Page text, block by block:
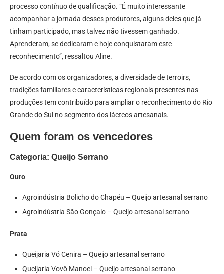
processo contínuo de qualificação. “É muito interessante
acompanhar a jornada desses produtores, alguns deles que já
tinham participado, mas talvez não tivessem ganhado.
Aprenderam, se dedicaram e hoje conquistaram este
reconhecimento”, ressaltou Aline.
De acordo com os organizadores, a diversidade de terroirs,
tradições familiares e características regionais presentes nas
produções tem contribuído para ampliar o reconhecimento do Rio
Grande do Sul no segmento dos lácteos artesanais.
Quem foram os vencedores
Categoria: Queijo Serrano
Ouro
Agroindústria Bolicho do Chapéu – Queijo artesanal serrano
Agroindústria São Gonçalo – Queijo artesanal serrano
Prata
Queijaria Vó Cenira – Queijo artesanal serrano
Queijaria Vovô Manoel – Queijo artesanal serrano